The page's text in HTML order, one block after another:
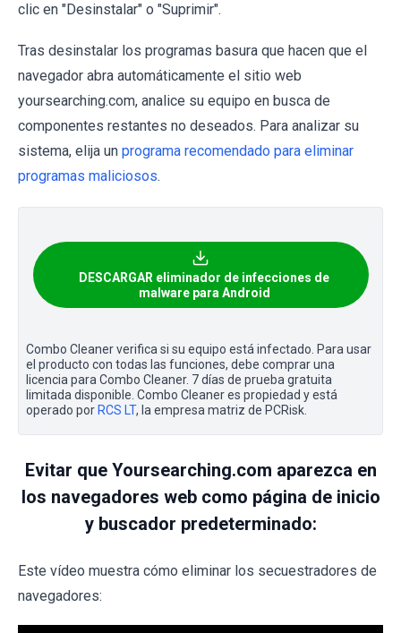
clic en "Desinstalar" o "Suprimir".
Tras desinstalar los programas basura que hacen que el
navegador abra automáticamente el sitio web
yoursearching.com, analice su equipo en busca de
componentes restantes no deseados. Para analizar su
sistema, elija un programa recomendado para eliminar
programas maliciosos.
DESCARGAR eliminador de infecciones de
malware para Android
Combo Cleaner verifica si su equipo está infectado. Para usar
el producto con todas las funciones, debe comprar una
licencia para Combo Cleaner. 7 días de prueba gratuita
limitada disponible. Combo Cleaner es propiedad y está
operado por RCS LT, la empresa matriz de PCRisk.
Evitar que Yoursearching.com aparezca en
los navegadores web como página de inicio
y buscador predeterminado:
Este vídeo muestra cómo eliminar los secuestradores de
navegadores: